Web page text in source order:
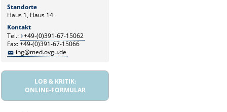
Standorte
Haus 1, Haus 14
Kontakt
Tel.: +49-(0)391-67-15062
Fax: +49-(0)391-67-15066
ihg@med.ovgu.de
LOB & KRITIK:
ONLINE-FORMULAR